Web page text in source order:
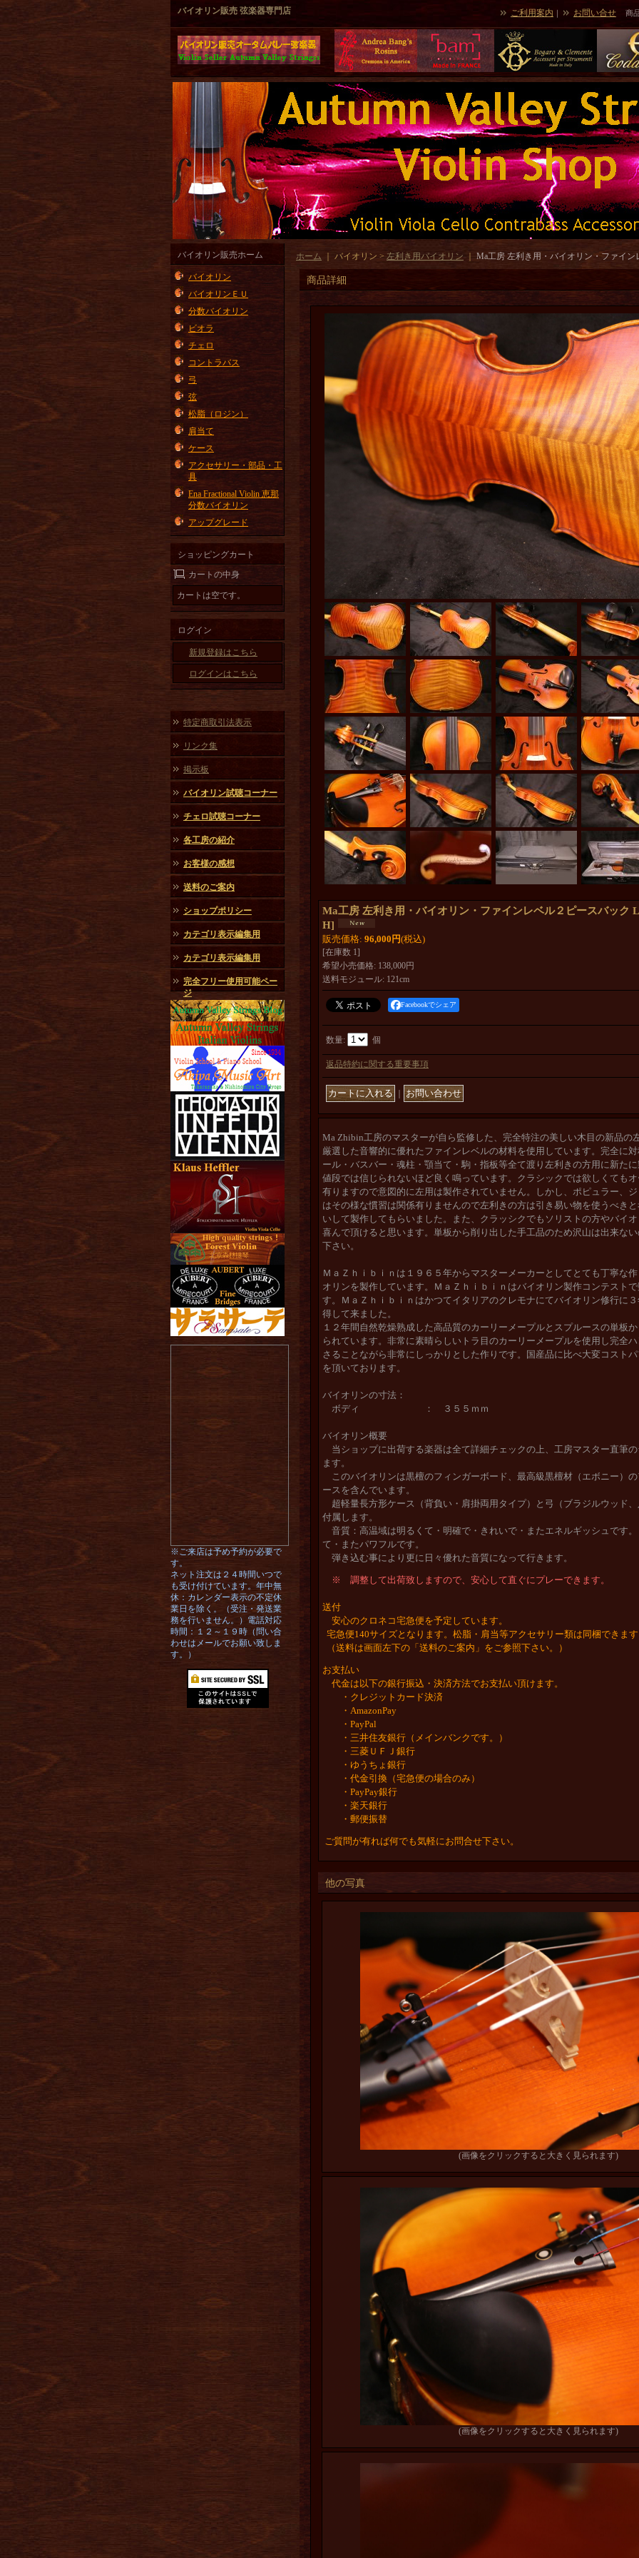
バイオリン販売 弦楽器専門店 ご利用案内 ｜ お問い合せ 商
バイオリン販売ホーム
バイオリン
バイオリンＥＵ
分数バイオリン
ビオラ
チェロ
コントラバス
弓
弦
松脂（ロジン）
肩当て
ケース
アクセサリー・部品・工
具
Ena Fractional Violin 恵那
分数バイオリン
アップグレード
ショッピングカート
カートの中身
カートは空です。
ログイン
新規登録はこちら
ログインはこちら
特定商取引法表示
リンク集
掲示板
バイオリン試聴コーナー
チェロ試聴コーナー
各工房の紹介
お客様の感想
送料のご案内
ショップポリシー
カテゴリ表示編集用
カテゴリ表示編集用
完全フリー使用可能ペー
ジ
※ご来店は予め予約が必要で
す。
ネット注文は２４時間いつで
も受け付けています。年中無
休：カレンダー表示の不定休
業日を除く。（受注・発送業
務を行いません。）電話対応
時間：１２～１９時（問い合
わせはメールでお願い致しま
す。）
ホーム ｜ バイオリン > 左利き用バイオリン｜ Ma工房 左利き用・バイオリン・ファイ
商品詳細
Ma工房 左利き用・バイオリン・ファインレベル２ピースバック
H]
販売価格: 96,000円(税込)
[在庫数 1]
希望小売価格: 138,000円
送料モジュール: 121cm
Facebookでシェア
数量: 個
返品特約に関する重要事項
Ma Zhibin工房のマスターが自ら監修した、完全特注の美しい木目の新品の
厳選した音響的に優れたファインレベルの材料を使用しています。 完全に
ール・バスバー・魂柱・顎当て・駒・指板等全て渡り左利きの方用に新た
値段では信じられないほど良く鳴っています。クラシックでは欲しくても
有りますので意図的に左用は製作されていません。しかし、ポピュラー、
はその様な慣習は関係有りませんので左利きの方は引き易い物を使うべき
いして製作してもらいました。また、クラッシクでもソリストの方やバイ
喜んで頂けると思います。単板から削り出した手工品のため沢山は出来な
下さい。
ＭａＺｈｉｂｉｎは１９６５年からマスターメーカーとしてとても丁寧な
オリンを製作しています。ＭａＺｈｉｂｉｎはバイオリン製作コンテスト
す。ＭａＺｈｉｂｉｎはかつてイタリアのクレモナにてバイオリン修行に
得して来ました。
１２年間自然乾燥熟成した高品質のカーリーメープルとスプルースの単板
られています。非常に素晴らしいトラ目のカーリーメープルを使用し完全
さることながら非常にしっかりとした作りです。国産品に比べ大変コスト
を頂いております。
バイオリンの寸法：
ボディ ： ３５５ｍｍ
バイオリン概要
当ショップに出荷する楽器は全て詳細チェックの上、工房マスター直筆
ます。
このバイオリンは黒檀のフィンガーボード、最高級黒檀材（エボニー）
ースを含んでいます。
超軽量長方形ケース（背負い・肩掛両用タイプ）と弓（ブラジルウッド
付属します。
音質：高温域は明るくて・明確で・きれいで・またエネルギッシュです
て・またパワフルです。
弾き込む事により更に日々優れた音質になって行きます。
※ 調整して出荷致しますので、安心して直ぐにプレーできます。
送付
安心のクロネコ宅急便を予定しています。
宅急便140サイズとなります。松脂・肩当等アクセサリー類は同梱できます
（送料は画面左下の「送料のご案内」をご参照下さい。）
お支払い
代金は以下の銀行振込・決済方法でお支払い頂けます。
・クレジットカード決済
・AmazonPay
・PayPal
・三井住友銀行（メインバンクです。）
・三菱ＵＦＪ銀行
・ゆうちょ銀行
・代金引換（宅急便の場合のみ）
・PayPay銀行
・楽天銀行
・郵便振替
ご質問が有れば何でも気軽にお問合せ下さい。
他の写真
(画像をクリックすると大きく見られます)
(画像をクリックすると大きく見られます)